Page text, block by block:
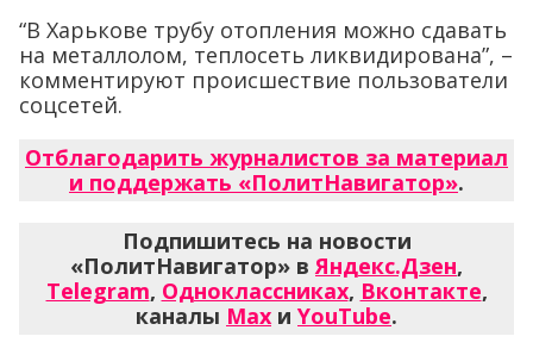
“В Харькове трубу отопления можно сдавать
на металлолом, теплосеть ликвидирована”, –
комментируют происшествие пользователи
соцсетей.
Отблагодарить журналистов за материал
и поддержать «ПолитНавигатор».
Подпишитесь на новости
«ПолитНавигатор» вЯндекс.Дзен,
Telegram, Одноклассниках, Вконтакте,
каналы Max и YouTube.